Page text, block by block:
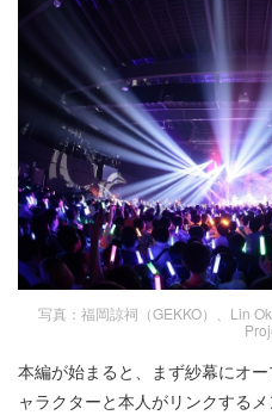
写真：福岡諒祠（GEKKO）、Lin
本編が始まると、まず紗幕にオ
ャラクターと本人がリンクする